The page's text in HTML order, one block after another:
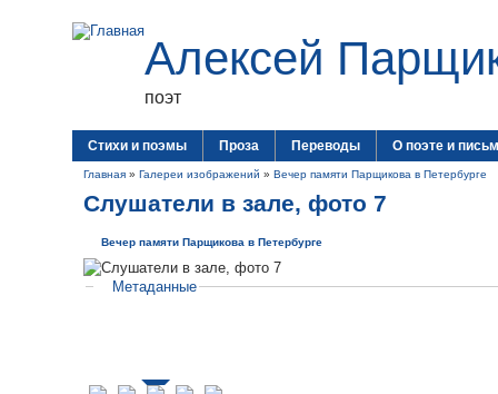
Алексей
поэт
Стихи и поэмы Проза Переводы О поэте и
Главная » Галереи изображений » Вечер памяти Парщикова в Петербурге
Слушатели в зале, фото 7
Вечер памяти Парщикова в Петербурге
Метаданные